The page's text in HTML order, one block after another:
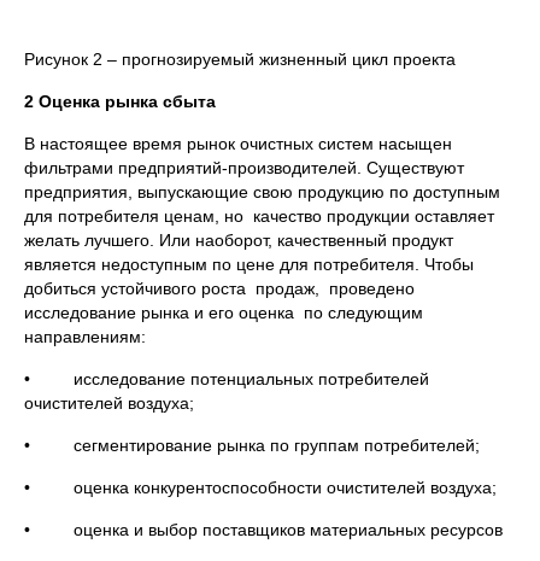
Рисунок 2 – прогнозируемый жизненный цикл проекта
2 Оценка рынка сбыта
В настоящее время рынок очистных систем насыщен
фильтрами предприятий-производителей. Существуют
предприятия, выпускающие свою продукцию по доступным
для потребителя ценам, но качество продукции оставляет
желать лучшего. Или наоборот, качественный продукт
является недоступным по цене для потребителя. Чтобы
добиться устойчивого роста продаж, проведено
исследование рынка и его оценка по следующим
направлениям:
• исследование потенциальных потребителей
очистителей воздуха;
• сегментирование рынка по группам потребителей;
• оценка конкурентоспособности очистителей воздуха;
• оценка и выбор поставщиков материальных ресурсов